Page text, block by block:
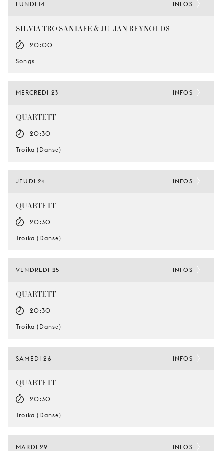
LUNDI 14
SILVIA TRO SANTAFÉ & JULIAN REYNOLDS
20:00
Songs
INFOS
MERCREDI 23
QUARTETT
20:30
Troika (Danse)
INFOS
JEUDI 24
QUARTETT
20:30
Troika (Danse)
INFOS
VENDREDI 25
QUARTETT
20:30
Troika (Danse)
INFOS
SAMEDI 26
QUARTETT
20:30
Troika (Danse)
INFOS
MARDI 29 INFOS